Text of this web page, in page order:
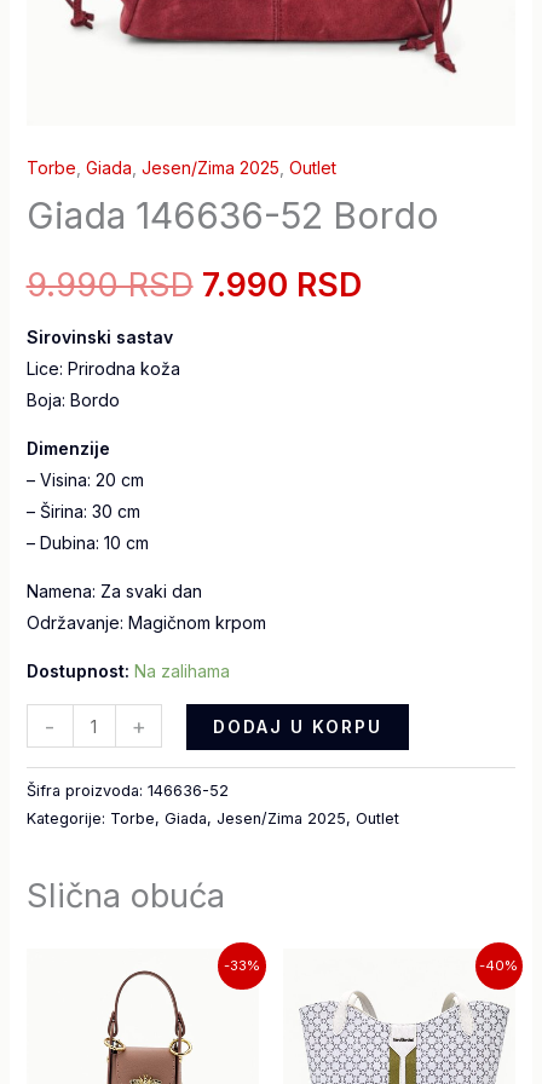
Torbe Giada Jesen/Zima 2025 Outlet
Giada 146636-52 Bordo
9.990 RSD 7.990 RSD
Sirovinski sastav
Lice: Prirodna koža
Boja: Bordo
Dimenzije
– Visina: 20 cm
– Širina: 30 cm
– Dubina: 10 cm
Namena: Za svaki dan
Održavanje: Magičnom krpom
Dostupnost: Na zalihama
- + DODAJ U KORPU
Šifra proizvoda: 146636-52
Kategorije: Torbe, Giada, Jesen/Zima 2025, Outlet
Slična obuća
-33%
cena
je
bila:
5.990,00 RSD.
Trenutna
cena
-40%
bila:
18.990,00 RSD.
Trenutna
cena
je:
11.390,00